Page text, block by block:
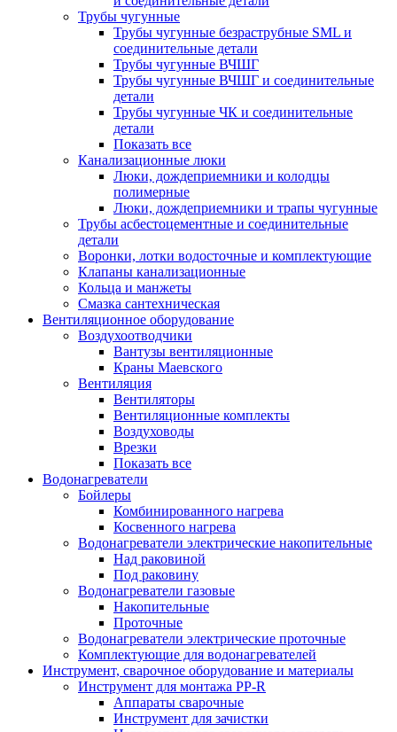
Трубы чугунные
Трубы чугунные безраструбные SML и
соединительные детали
Трубы чугунные ВЧШГ
Трубы чугунные ВЧШГ и соединительные
детали
Трубы чугунные ЧК и соединительные
детали
Показать все
Канализационные люки
Люки, дождеприемники и колодцы
полимерные
Люки, дождеприемники и трапы чугунные
Трубы асбестоцементные и соединительные
детали
Воронки, лотки водосточные и комплектующие
Клапаны канализационные
Кольца и манжеты
Смазка сантехническая
Вентиляционное оборудование
Воздухоотводчики
Вантузы вентиляционные
Краны Маевского
Вентиляция
Вентиляторы
Вентиляционные комплекты
Воздуховоды
Врезки
Показать все
Водонагреватели
Бойлеры
Комбинированного нагрева
Косвенного нагрева
Водонагреватели электрические накопительные
Над раковиной
Под раковину
Водонагреватели газовые
Накопительные
Проточные
Водонагреватели электрические проточные
Комплектующие для водонагревателей
Инструмент, сварочное оборудование и материалы
Инструмент для монтажа PP-R
Аппараты сварочные
Инструмент для зачистки